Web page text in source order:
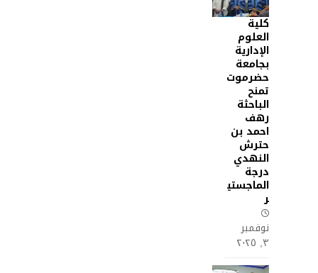
كلية
العلوم
الإدارية
بجامعة
حضرموت
تمنح
الباحثة
رهف
احمد بن
حترش
النهدي
درجة
الماجستي
ر
نوفمبر
٣, ٢٠٢٥